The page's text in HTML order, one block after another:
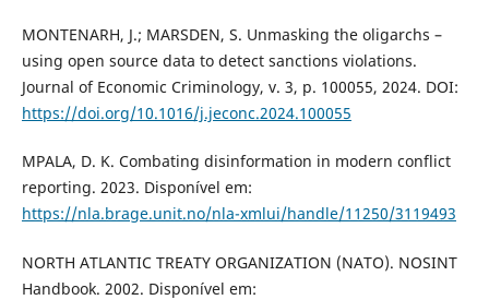
MONTENARH, J.; MARSDEN, S. Unmasking the oligarchs –
using open source data to detect sanctions violations.
Journal of Economic Criminology, v. 3, p. 100055, 2024. DOI:
https://doi.org/10.1016/j.jeconc.2024.100055
MPALA, D. K. Combating disinformation in modern conflict
reporting. 2023. Disponível em:
https://nla.brage.unit.no/nla-xmlui/handle/11250/3119493
NORTH ATLANTIC TREATY ORGANIZATION (NATO). NOSINT
Handbook. 2002. Disponível em: